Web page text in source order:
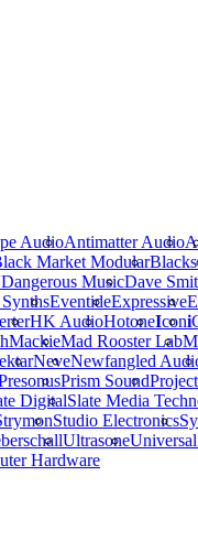
AudioAntimatter Audio
Market Modular
Dangerous MusicDave
EventideExpressive
HK AudioHotoneIconi
MackieMad Rooster Lab
NeveNewfangled
Prism Sound
DigitalSlate Media
Studio Electronics
Ultrasone
Hardware